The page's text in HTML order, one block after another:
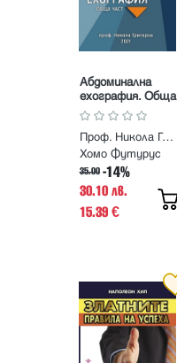
Абдоминална
ехография. Обща
част
Проф. Никола Григоров
Хомо Футурус
35.00 -14%
30.10 лв.
15.39 €